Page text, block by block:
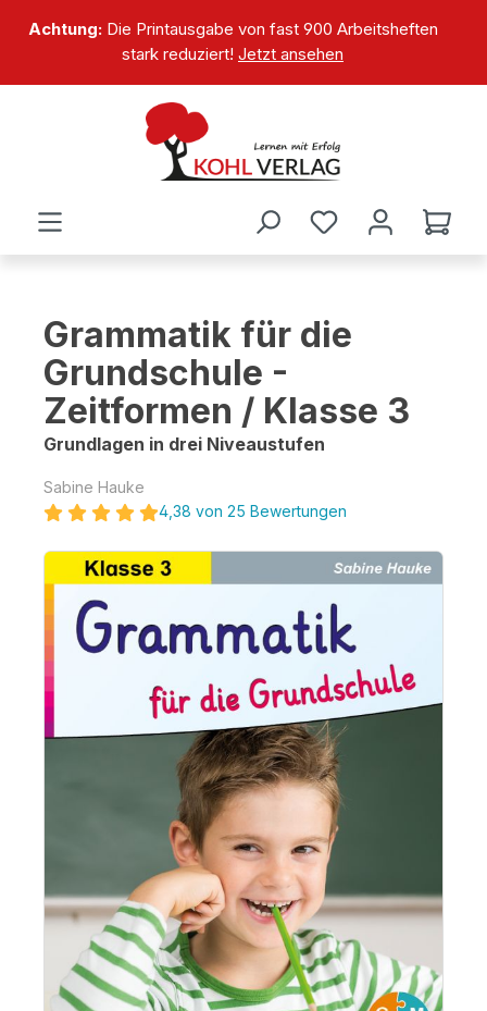
springen
Achtung:Die Printausgabe von fast 900 Arbeitsheften
stark reduziert! Jetzt ansehen
Grammatik für die
Grundschule -
Zeitformen / Klasse 3
Grundlagen in drei Niveaustufen
Sabine Hauke
4,38 von 25 Bewertungen
Bildergalerie überspringen